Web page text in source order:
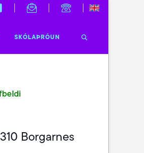
SKÓLAÞRÓUN
Borgarnes